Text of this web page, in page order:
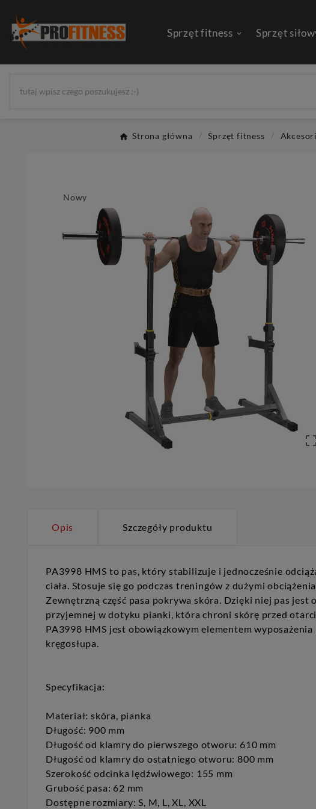
Sprzęt fitness Sprzęt
Strona główna Sprzęt fitness
Nowy

Opis Szczegóły produktu
PA3998 HMS to pas, który stabilizuje i jednocześnie
ciała. Stosuje się go podczas treningów z dużymi
Zewnętrzną część pasa pokrywa skóra. Dzięki niej pas
przyjemnej w dotyku pianki, która chroni skórę przed
PA3998 HMS jest obowiązkowym elementem
kręgosłupa.
Specyfikacja:
Materiał: skóra, pianka
Długość: 900 mm
Długość od klamry do pierwszego otworu: 610 mm
Długość od klamry do ostatniego otworu: 800 mm
Szerokość odcinka lędźwiowego: 155 mm
Grubość pasa: 62 mm
Dostępne rozmiary: S, M, L, XL, XXL